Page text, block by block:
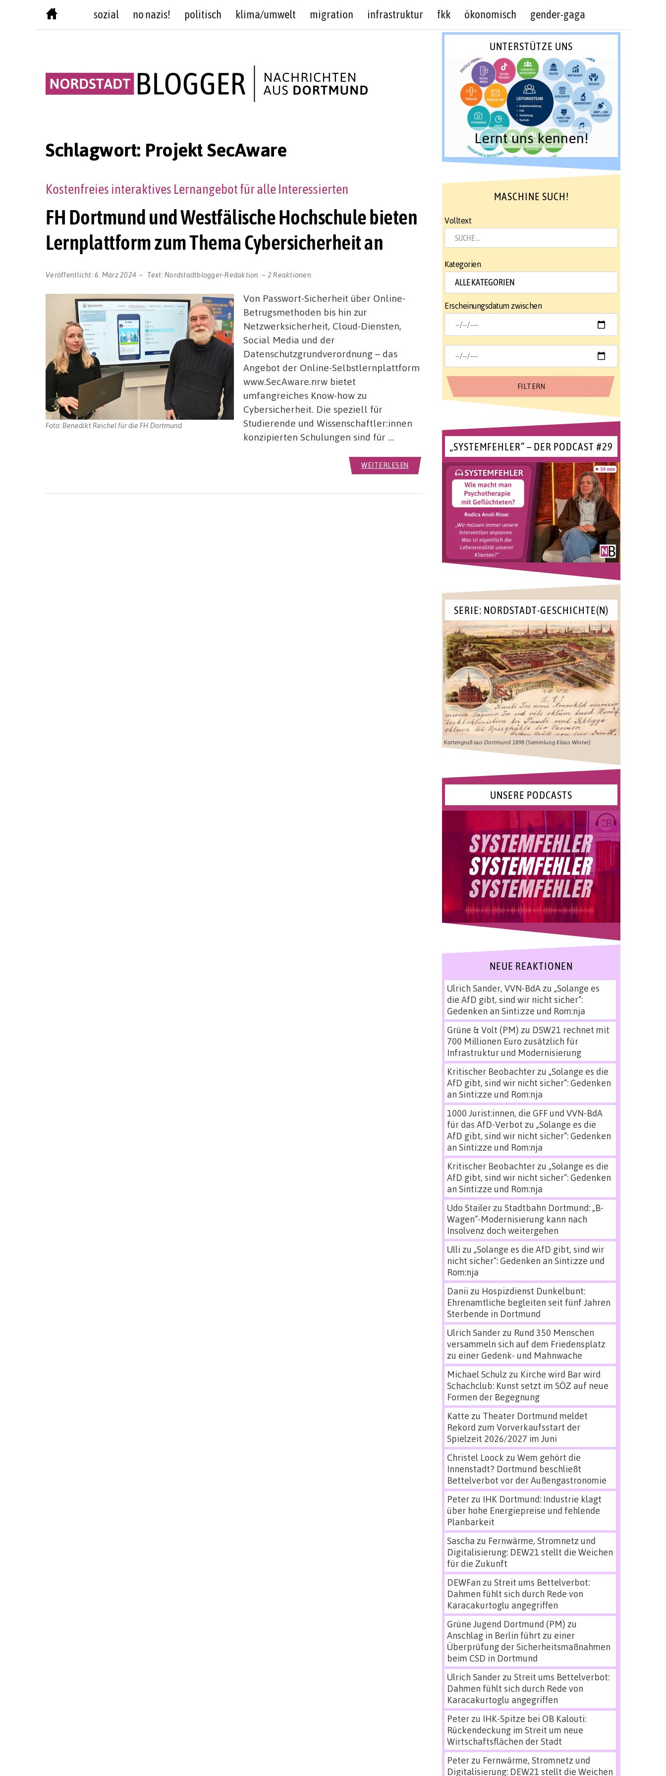
sozial no nazis! politisch klima/umwelt migration infrastruktur fkk ökonomisch gender-gaga
Schlagwort: Projekt SecAware
FH Dortmund und Westfälische Hochschule bieten
Lernplattform zum Thema Cybersicherheit an
Kostenfreies interaktives Lernangebot für alle Interessierten
Veröffentlicht:6. März 2024 Text: Nordstadtblogger-Redaktion 2 Reaktionen
Foto: Benedikt Reichel für die FH Dortmund
Von Passwort-Sicherheit über Online-
Betrugsmethoden bis hin zur
Netzwerksicherheit, Cloud-Diensten,
Social Media und der
Datenschutzgrundverordnung – das
Angebot der Online-Selbstlernplattform
www.SecAware.nrw bietet
umfangreiches Know-how zu
Cybersicherheit. Die speziell für
Studierende und Wissenschaftler:innen
konzipierten Schulungen sind für …
WEITERLESEN
UNTERSTÜTZE UNS
Lernt uns kennen!
MASCHINE SUCH!
Volltext
Kategorien
Erscheinungsdatum zwischen
„SYSTEMFEHLER“ – DER PODCAST #29
SERIE: NORDSTADT-GESCHICHTE(N)
Kartengruß aus Dortmund 1898 (Sammlung Klaus Winter)
UNSERE PODCASTS
NEUE REAKTIONEN
Ulrich Sander, VVN-BdAzu „Solange es
die AfD gibt, sind wir nicht sicher“:
Gedenken an Sinti:zze und Rom:nja
Grüne & Volt (PM) zu DSW21 rechnet mit
700 Millionen Euro zusätzlich für
Infrastruktur und Modernisierung
Kritischer Beobachterzu „Solange es die
AfD gibt, sind wir nicht sicher“: Gedenken
an Sinti:zze und Rom:nja
1000 Jurist:innen, die GFF und VVN-BdA
für das AfD-Verbot zu „Solange es die
AfD gibt, sind wir nicht sicher“: Gedenken
an Sinti:zze und Rom:nja
Kritischer Beobachterzu „Solange es die
AfD gibt, sind wir nicht sicher“: Gedenken
an Sinti:zze und Rom:nja
Udo Stailerzu Stadtbahn Dortmund: „B-
Wagen“-Modernisierung kann nach
Insolvenz doch weitergehen
Ulli zu „Solange es die AfD gibt, sind wir
nicht sicher“: Gedenken an Sinti:zze und
Rom:nja
Danii zu Hospizdienst Dunkelbunt:
Ehrenamtliche begleiten seit fünf Jahren
Sterbende in Dortmund
Ulrich Sanderzu Rund 350 Menschen
versammeln sich auf dem Friedensplatz
zu einer Gedenk- und Mahnwache
Michael Schulz zu Kirche wird Bar wird
Schachclub: Kunst setzt im SÖZ auf neue
Formen der Begegnung
Katte zu Theater Dortmund meldet
Rekord zum Vorverkaufsstart der
Spielzeit 2026/2027 im Juni
Christel Loock zu Wem gehört die
Innenstadt? Dortmund beschließt
Bettelverbot vor der Außengastronomie
Peterzu IHK Dortmund: Industrie klagt
über hohe Energiepreise und fehlende
Planbarkeit
Sascha zu Fernwärme, Stromnetz und
Digitalisierung: DEW21 stellt die Weichen
für die Zukunft
DEWFan zu Streit ums Bettelverbot:
Dahmen fühlt sich durch Rede von
Karacakurtoglu angegriffen
Grüne Jugend Dortmund (PM) zu
Anschlag in Berlin führt zu einer
Überprüfung der Sicherheitsmaßnahmen
beim CSD in Dortmund
Ulrich Sanderzu Streit ums Bettelverbot:
Dahmen fühlt sich durch Rede von
Karacakurtoglu angegriffen
Peterzu IHK-Spitze bei OB Kalouti:
Rückendeckung im Streit um neue
Wirtschaftsflächen der Stadt
Peterzu Fernwärme, Stromnetz und
Digitalisierung: DEW21 stellt die Weichen